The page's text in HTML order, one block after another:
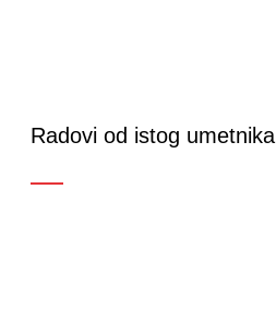
Radovi od istog umetnika